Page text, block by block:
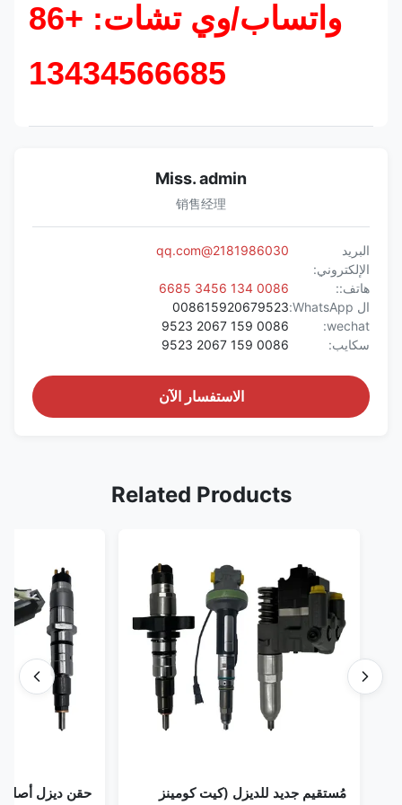
واتساب/وي تشات: +86
13434566685
Miss. admin
销售经理
البريد
الإلكتروني:
2181986030@qq.com
هاتف::
0086 134 3456 6685
ال WhatsApp:
008615920679523
wechat:
0086 159 2067 9523
سكايب:
0086 159 2067 9523
الاستفسار الآن
Related Products
مُستقيم جديد للديزل (كيت كومينز
حقن ديزل